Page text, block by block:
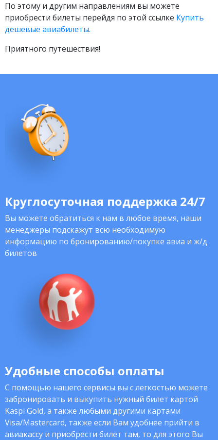
По этому и другим направлениям вы можете
приобрести билеты перейдя по этой ссылке Купить
дешевые авиабилеты.
Приятного путешествия!
Круглосуточная поддержка 24/7
Вы можете обратиться к нам в любое время, наши
менеджеры подскажут всю необходимую
информацию по бронированию/покупке авиа и ж/д
билетов
Удобные способы оплаты
С помощью нашего сервисы вы с легкостью можете
забронировать и выкупить нужный билет картой
Kaspi Gold, а также любыми другими картами
Visa/Mastercard, также если Вам удобнее прийти в
авиакассу и приобрести билет там, то для этого Вы